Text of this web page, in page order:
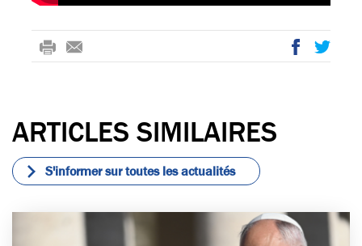
ARTICLES SIMILAIRES
S'informer sur toutes les actualités